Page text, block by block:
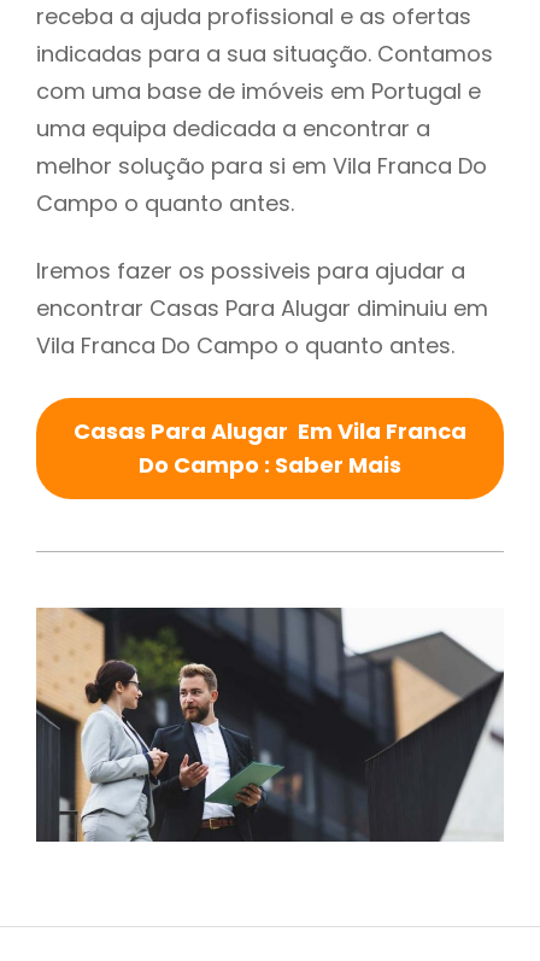
receba a ajuda profissional e as ofertas
indicadas para a sua situação. Contamos
com uma base de imóveis em Portugal e
uma equipa dedicada a encontrar a
melhor solução para si em Vila Franca Do
Campo o quanto antes.
Iremos fazer os possiveis para ajudar a
encontrar Casas Para Alugar diminuiu em
Vila Franca Do Campo o quanto antes.
Casas Para Alugar Em Vila Franca
Do Campo : Saber Mais